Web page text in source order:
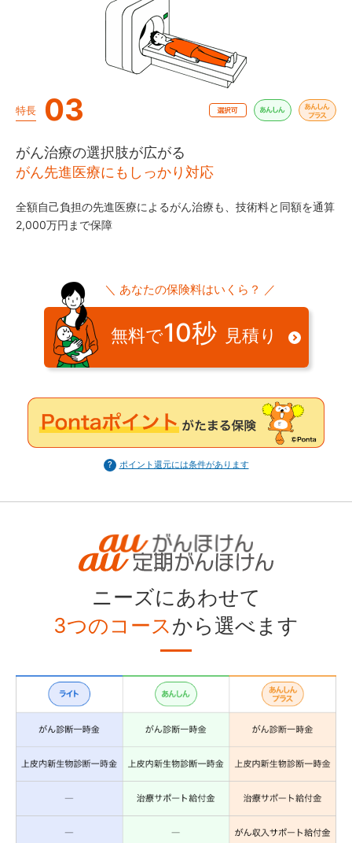
特長 03
がん治療の選択肢が広がる
がん先進医療にもしっかり対応
全額自己負担の先進医療によるがん治療も、技術料と同額を通算
2,000万円まで保障
＼ あなたの保険料はいくら？ ／
無料で10秒 見積り
ポイント還元には条件があります
ニーズにあわせて
3つのコースから選べます